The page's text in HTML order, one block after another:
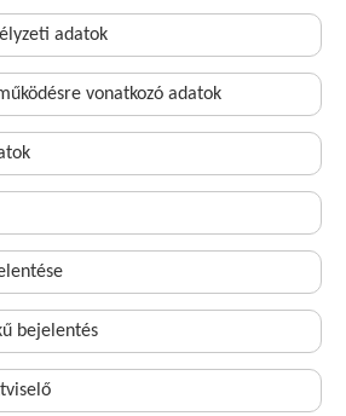
adatok
vonatkozó adatok
bejelentés